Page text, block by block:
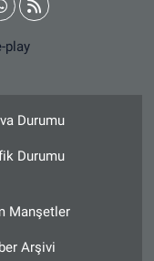
Durumu
Durumu
Manşetler
Arşivi